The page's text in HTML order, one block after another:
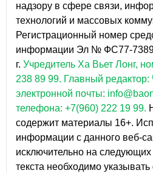
надзору в сфере связи,
технологий и массовых
Регистрационный номер
информации Эл № ФС77-
г. Учредитель Ха Вьет Лонг,
238 89 99. Главный
электронной почты:
телефона: +7(960) 222 19 99.
содержит материалы 16+.
информации с данного веб-
исключительно на
текста необходимо